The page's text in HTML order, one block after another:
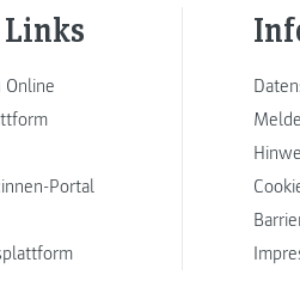
Online
Portal